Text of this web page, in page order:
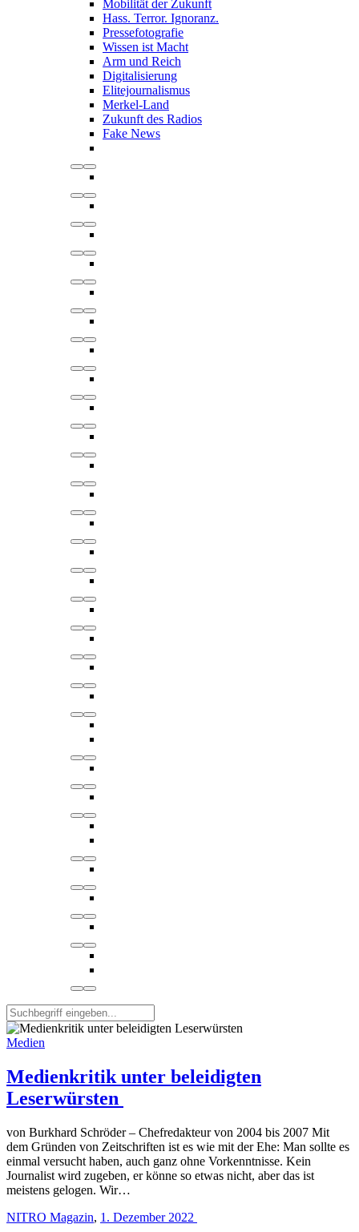
Mobilität der Zukunft
Hass. Terror. Ignoranz.
Pressefotografie
Wissen ist Macht
Arm und Reich
Digitalisierung
Elitejournalismus
Merkel-Land
Zukunft des Radios
Fake News
Medien
Medienkritik unter beleidigten
Leserwürsten
von Burkhard Schröder – Chefredakteur von 2004 bis 2007 Mit
dem Gründen von Zeitschriften ist es wie mit der Ehe: Man sollte es
einmal versucht haben, auch ganz ohne Vorkenntnisse. Kein
Journalist wird zugeben, er könne so etwas nicht, aber das ist
meistens gelogen. Wir…
NITRO Magazin, 1. Dezember 2022